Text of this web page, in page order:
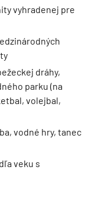
vyhradenej pre
dráhy,
parku (na
volejbal,
vodné hry, tanec
veku s